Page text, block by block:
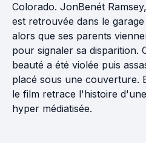
Colorado. JonBenét
est retrouvée dans le
alors que ses parents
pour signaler sa disparition.
beauté a été violée puis
placé sous une couverture.
le film retrace l'histoire
hyper médiatisée.